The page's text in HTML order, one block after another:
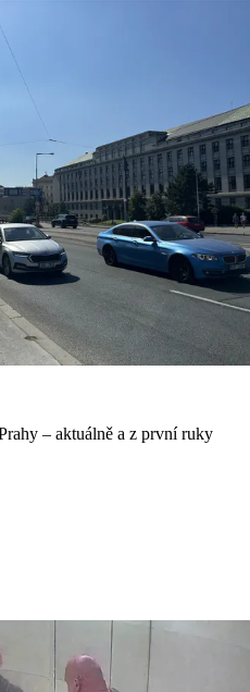
– aktuálně a z první ruky